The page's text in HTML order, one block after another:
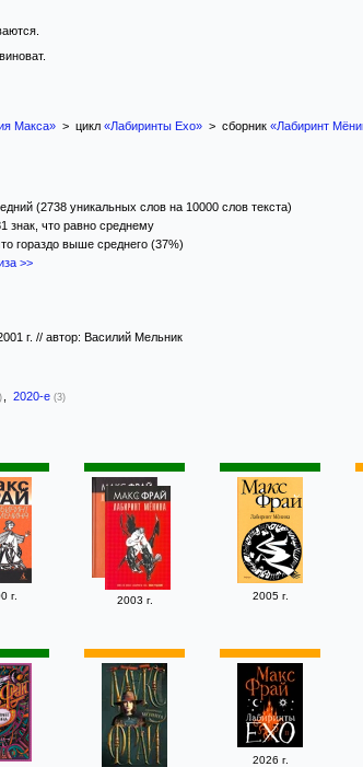
Макса»> цикл «Лабиринты Ехо»> сборник «Лабиринт
(2738 уникальных слов на 10000 слов текста)
знак, что равно среднему
гораздо выше среднего (37%)
>>
г. // автор: Василий Мельник
2020-е (3)
г. 2003 г. 2005 г.
2026 г.